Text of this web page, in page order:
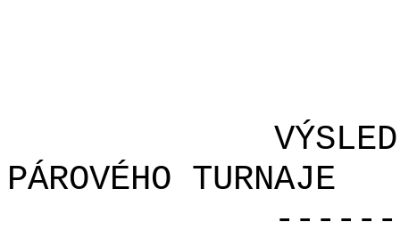
PÁROVÉHO TURNAJE